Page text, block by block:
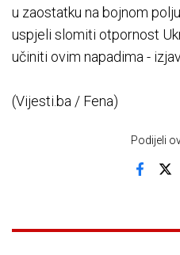
u zaostatku na bojnom
uspjeli slomiti otpornost
učiniti ovim napadima -
(Vijesti.ba / Fena)
Podijeli